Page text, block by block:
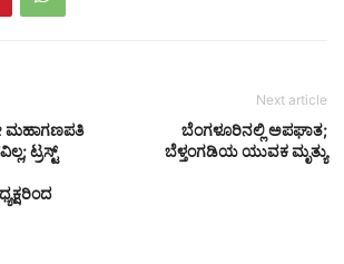
ಮಹಾಗಣಪತಿ
ಟ್ರಸ್ಟ್
Next article
ಬೆಂಗಳೂರಿನಲ್ಲಿ ಅಪಘಾತ;
ಬೆಳ್ತಂಗಡಿಯ ಯುವಕ ಮೃತ್ಯು